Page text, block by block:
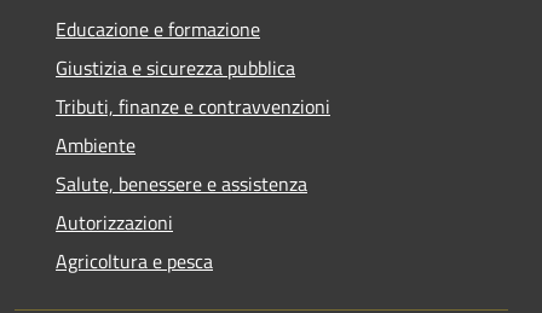
Educazione e formazione
Giustizia e sicurezza pubblica
Tributi, finanze e contravvenzioni
Ambiente
Salute, benessere e assistenza
Autorizzazioni
Agricoltura e pesca